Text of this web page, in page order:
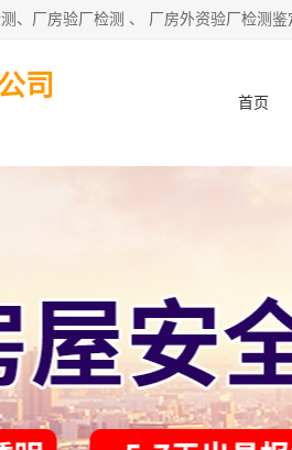
司
首页